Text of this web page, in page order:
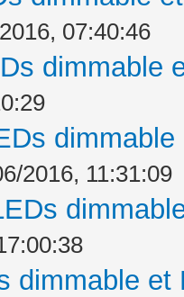
07:40:46
dimmable
2016, 11:31:09
dimmable